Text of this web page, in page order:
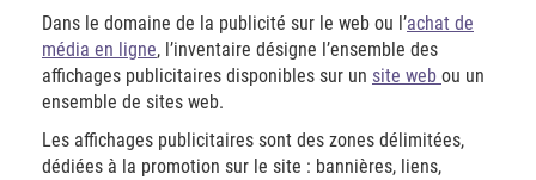
Dans le domaine de la publicité sur le web ou l’achat de
média en ligne, l’inventaire désigne l’ensemble des
affichages publicitaires disponibles sur un site web ou un
ensemble de sites web.
Les affichages publicitaires sont des zones délimitées,
dédiées à la promotion sur le site : bannières, liens,